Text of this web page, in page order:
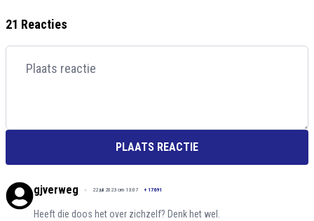
21 Reacties
PLAATS REACTIE
gjverweg 22 juli 2023 om 13:07 + 17691
Heeft die doos het over zichzelf? Denk het wel.